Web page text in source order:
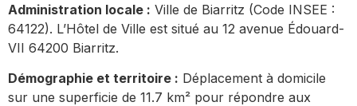
Administration locale : Ville de Biarritz (Code INSEE :
64122). L’Hôtel de Ville est situé au 12 avenue Édouard-
VII 64200 Biarritz.
Démographie et territoire : Déplacement à domicile
sur une superficie de 11.7 km² pour répondre aux